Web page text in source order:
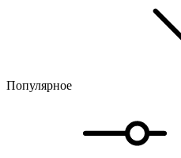
Популярное